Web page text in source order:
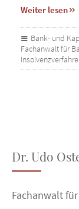
Weiter lesen
Bank- und
Fachanwalt für
Dr. Udo
Fachanwalt